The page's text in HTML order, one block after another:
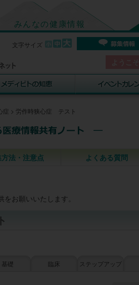
みんなの健康情報
文字サイズ
症 > 労作時狭心症 テスト
法・注意点 よくある質問
お願いいたします。
基礎 臨床 ステップアップ